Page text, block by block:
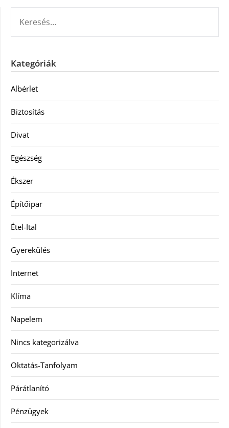
Kategóriák
Albérlet
Biztosítás
Divat
Egészség
Ékszer
Építőipar
Étel-Ital
Gyerekülés
Internet
Klíma
Napelem
Nincs kategorizálva
Oktatás-Tanfolyam
Párátlanító
Pénzügyek